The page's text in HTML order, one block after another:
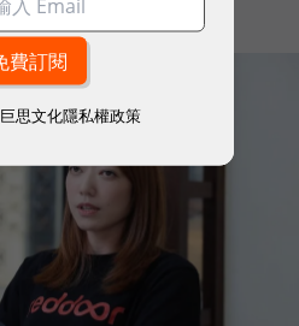
巨思文化隱私權政策